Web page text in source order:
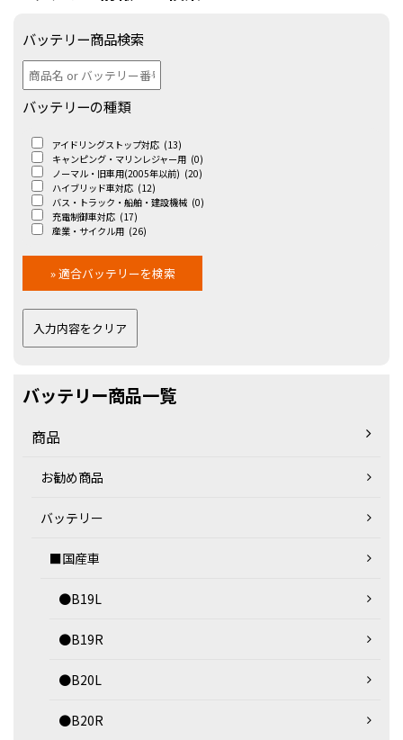
バッテリー商品検索
バッテリーの種類
アイドリングストップ対応 (13)
キャンピング・マリンレジャー用 (0)
ノーマル・旧車用(2005年以前) (20)
ハイブリッド車対応 (12)
バス・トラック・船舶・建設機械 (0)
充電制御車対応 (17)
産業・サイクル用 (26)
バッテリー商品一覧
商品
お勧め商品
バッテリー
■国産車
●B19L
●B19R
●B20L
●B20R